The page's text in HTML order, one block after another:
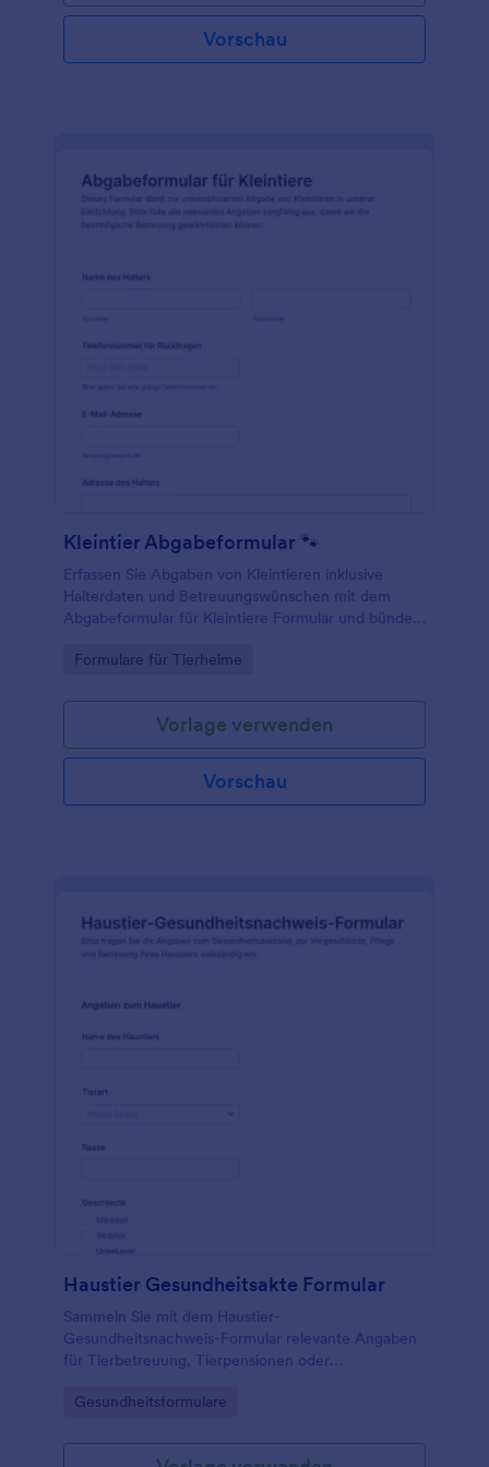
Vorschau
Kleintier Abgabeformular 🐾
Erfassen Sie Abgaben von Kleintieren inklusive
Halterdaten und Betreuungswünschen mit dem
Abgabeformular für Kleintiere Formular und bündeln
Praxis oder Tierschutzverein.
Go to Category:
Formulare für Tierheime
Vorlage verwenden
Vorschau
Haustier Gesundheitsakte Formular
Sammeln Sie mit dem Haustier-
Gesundheitsnachweis-Formular relevante Angaben
für Tierbetreuung, Tierpensionen oder
datenerhebung sowie die Auswertung jeder
Go to Category:
Gesundheitsformulare